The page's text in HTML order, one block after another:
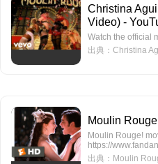
Christina
Video) -
Watch the official
出典：Christina
Moulin
Moulin Rouge!
https://
出典：Moulin